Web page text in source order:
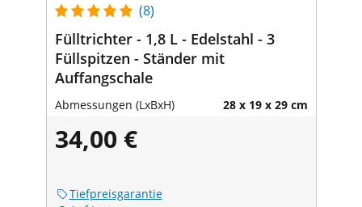
(8)
Fülltrichter - 1,8 L - Edelstahl - 3
Füllspitzen - Ständer mit
Auffangschale
Abmessungen (LxBxH) 28 x 19 x 29 cm
34,00 €
Tiefpreisgarantie